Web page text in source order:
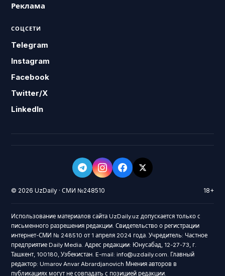
Реклама
СОЦСЕТИ
Telegram
Instagram
Facebook
Twitter/X
LinkedIn
© 2026 UzDaily · СМИ №248510 18+
Использование материалов сайта UzDaily.uz допускается только с
письменного разрешения редакции. Свидетельство о регистрации
интернет-СМИ № 248510 от 1 апреля 2024 года. Учредитель: Частное
предприятие Daily Media. Адрес редакции: Юнусабад, 12-27-73, г.
Ташкент, 100180, Узбекистан. E-mail: info@uzdaily.com. Главный
редактор: Umarov Anvar Abrardjanovich Мнения авторов в
публикациях могут не совпадать с позицией редакции.